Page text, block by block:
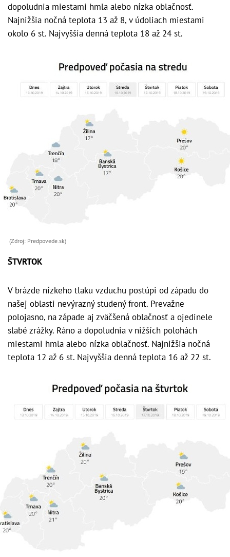
dopoludnia miestami hmla alebo nízka oblačnosť.
Najnižšia nočná teplota 13 až 8, v údoliach miestami
okolo 6 st. Najvyššia denná teplota 18 až 24 st.
(Zdroj: Predpovede.sk)
ŠTVRTOK
V brázde nízkeho tlaku vzduchu postúpi od západu do
našej oblasti nevýrazný studený front. Prevažne
polojasno, na západe aj zväčšená oblačnosť a ojedinele
slabé zrážky. Ráno a dopoludnia v nižších polohách
miestami hmla alebo nízka oblačnosť. Najnižšia nočná
teplota 12 až 6 st. Najvyššia denná teplota 16 až 22 st.